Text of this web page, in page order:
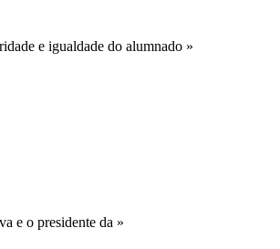
e igualdade do alumnado »
e o presidente da »